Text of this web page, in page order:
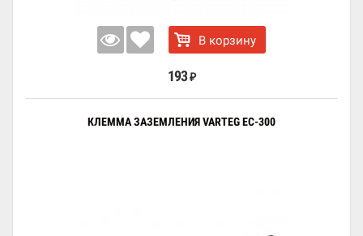
В корзину
193 ₽
КЛЕММА ЗАЗЕМЛЕНИЯ VARTEG EC-300